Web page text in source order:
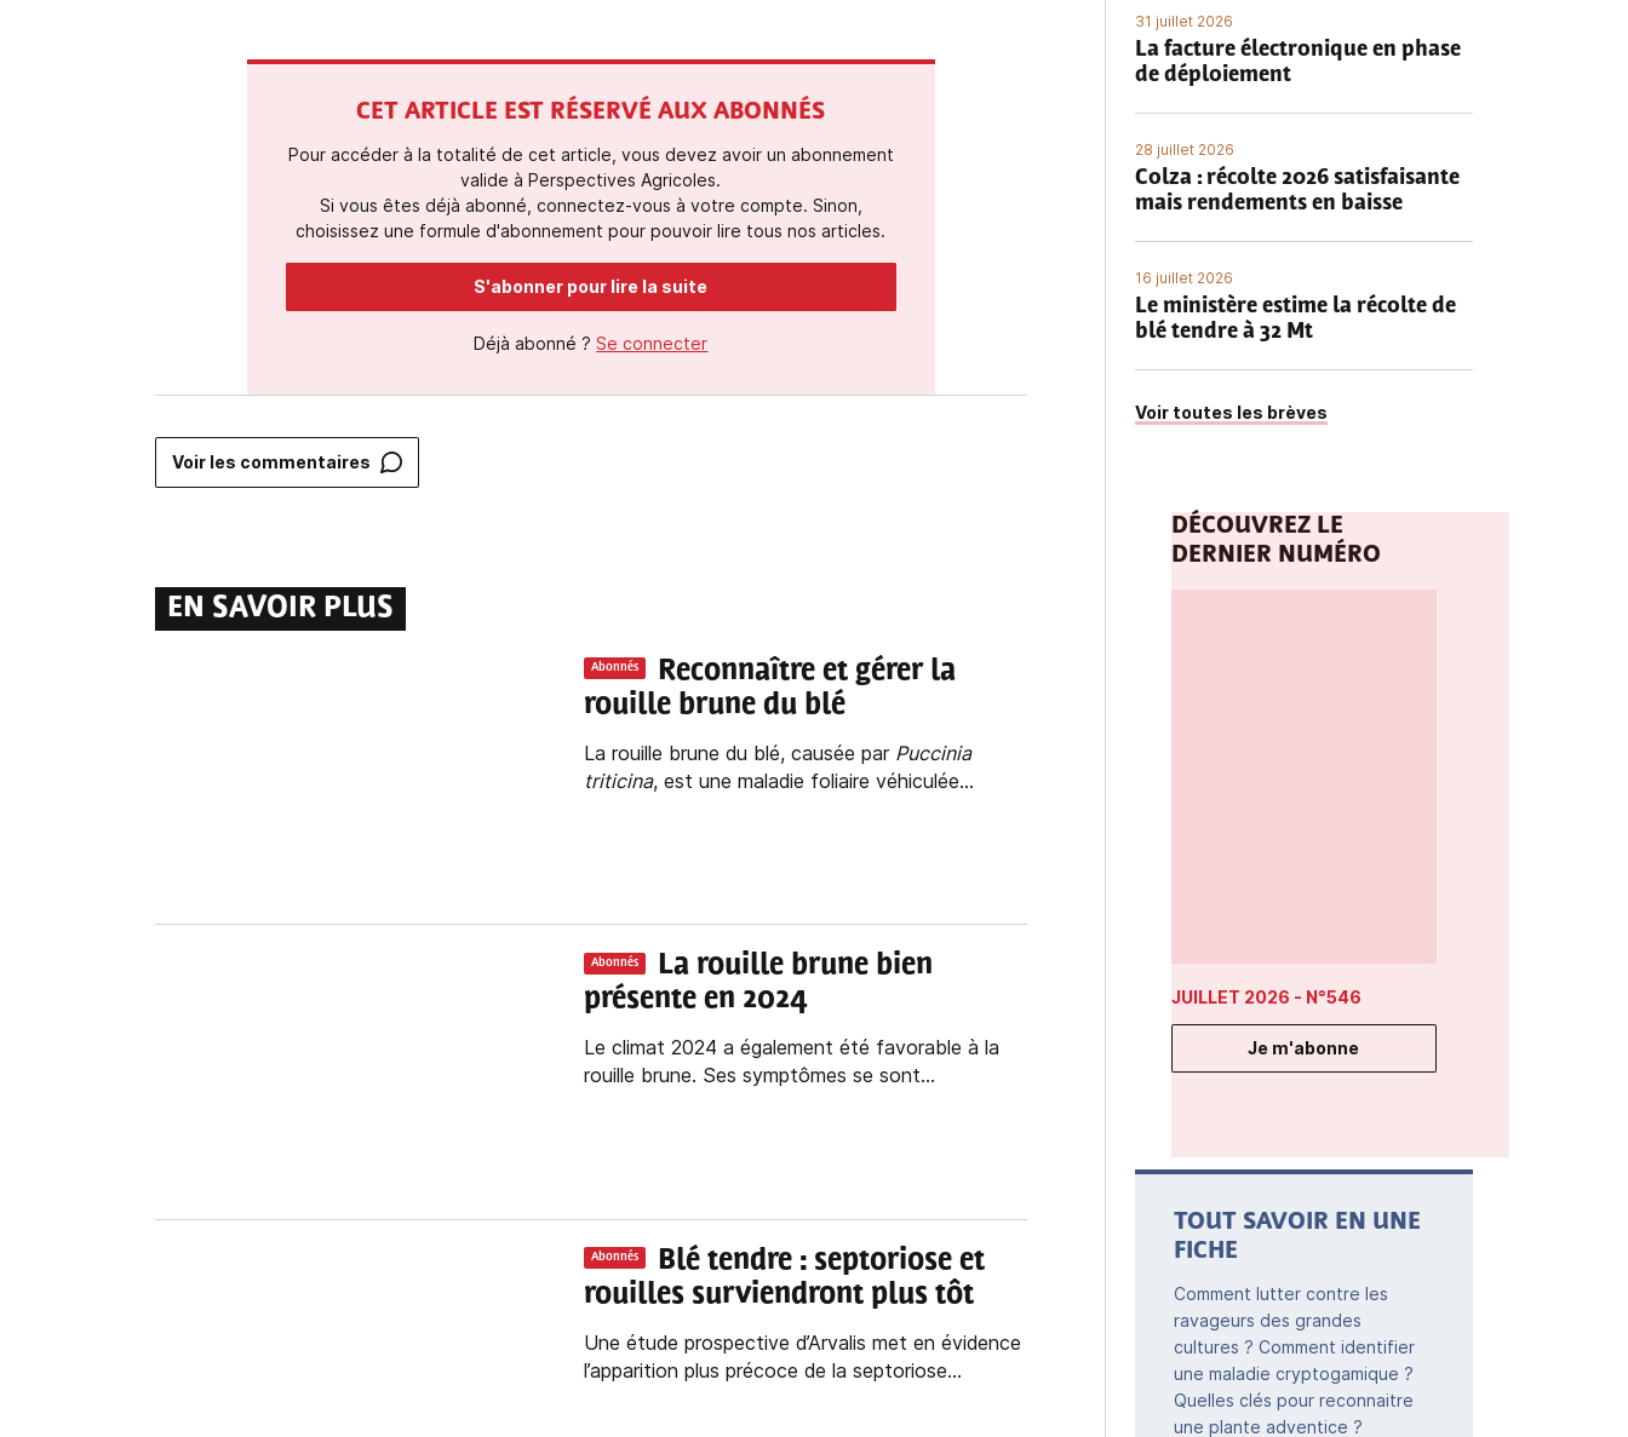
CET ARTICLE EST RÉSERVÉ AUX ABONNÉS
Pour accéder à la totalité de cet article, vous devez avoir un abonnement
valide à Perspectives Agricoles.
Si vous êtes déjà abonné, connectez-vous à votre compte. Sinon,
choisissez une formule d'abonnement pour pouvoir lire tous nos articles.
S'abonner pour lire la suite
Déjà abonné ? Se connecter
Voir les commentaires
EN SAVOIR PLUS
Abonnés
Reconnaître et gérer la
rouille brune du blé
La rouille brune du blé, causée par Puccinia
triticina, est une maladie foliaire véhiculée...
Abonnés
La rouille brune bien
présente en 2024
Le climat 2024 a également été favorable à la
rouille brune. Ses symptômes se sont...
Abonnés
Blé tendre : septoriose et
rouilles surviendront plus tôt
Une étude prospective d’Arvalis met en évidence
l’apparition plus précoce de la septoriose...
31 juillet 2026
La facture électronique en phase
de déploiement
28 juillet 2026
Colza : récolte 2026 satisfaisante
mais rendements en baisse
16 juillet 2026
Le ministère estime la récolte de
blé tendre à 32 Mt
Voir toutes les brèves
DÉCOUVREZ LE
DERNIER NUMÉRO
JUILLET 2026 - N°546
Je m'abonne
TOUT SAVOIR EN UNE
FICHE
Comment lutter contre les
ravageurs des grandes
cultures ? Comment identifier
une maladie cryptogamique ?
Quelles clés pour reconnaitre
une plante adventice ?